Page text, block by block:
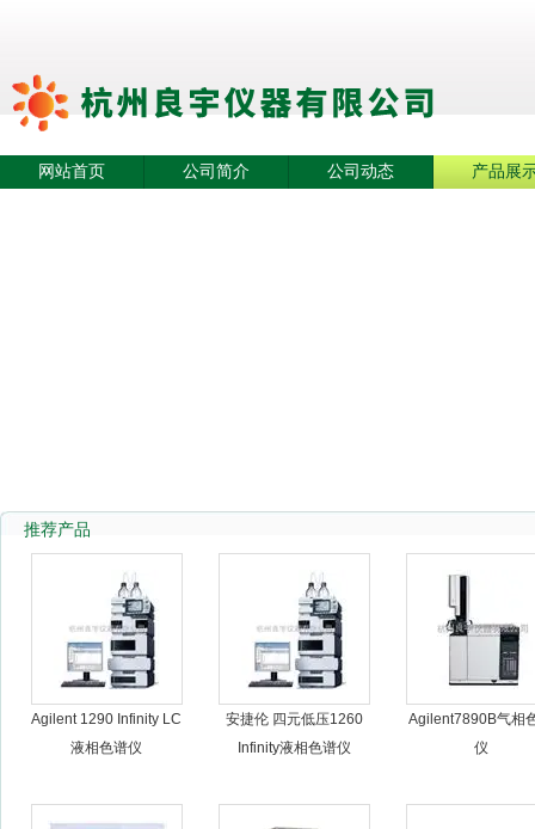
杭州良宇仪器有限公司
网站首页 公司简介 公司动态 产品展
推荐产品
Agilent 1290 Infinity LC
液相色谱仪
安捷伦 四元低压1260
Infinity液相色谱仪
Agilent7890B气相
仪